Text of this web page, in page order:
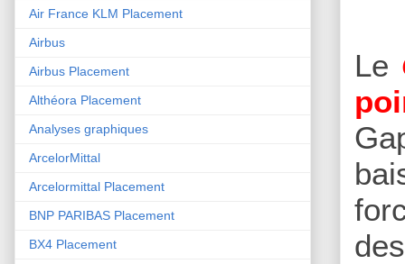
Le
Air France KLM Placement
Airbus
Airbus Placement
Althéora Placement
Analyses graphiques
ArcelorMittal
Arcelormittal Placement
BNP PARIBAS Placement
BX4 Placement